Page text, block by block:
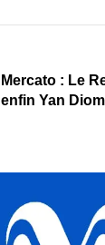
Mercato : Le
enfin Yan